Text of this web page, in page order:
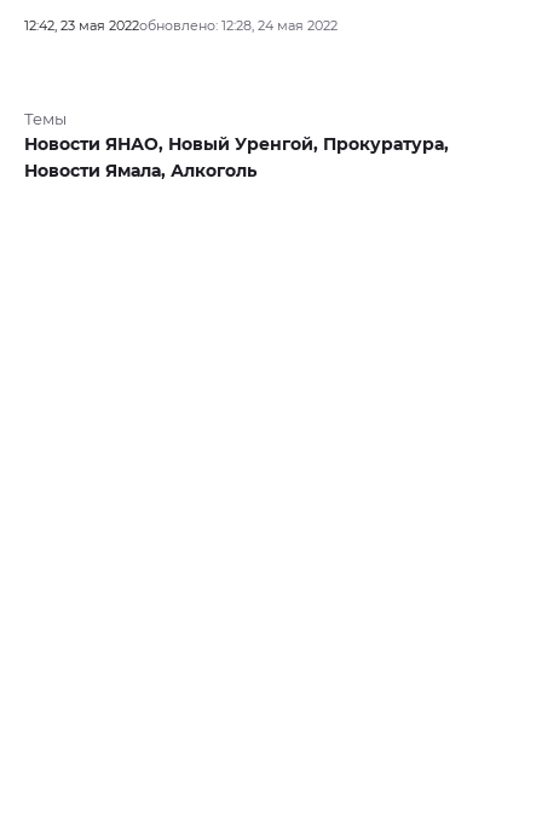
12:42, 23 мая 2022обновлено: 12:28, 24 мая 2022
Темы
Новости ЯНАО, Новый Уренгой, Прокуратура,
Новости Ямала, Алкоголь